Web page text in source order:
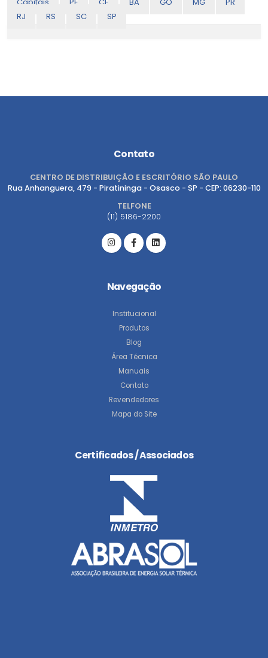
RJ
RS SC SP
Contato
CENTRO DE DISTRIBUIÇÃO E ESCRITÓRIO SÃO PAULO
Rua Anhanguera, 479 - Piratininga - Osasco - SP - CEP: 06230-110
TELFONE
(11) 5186-2200
Navegação
Institucional
Produtos
Blog
Área Técnica
Manuais
Contato
Revendedores
Mapa do Site
Certificados / Associados